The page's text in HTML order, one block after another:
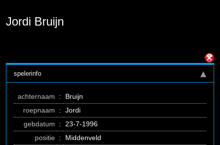
Jordi Bruijn
spelerinfo
achternaam :
Bruijn
roepnaam
:
Jordi
gebdatum
:
23-7-1996
positie :
Middenveld